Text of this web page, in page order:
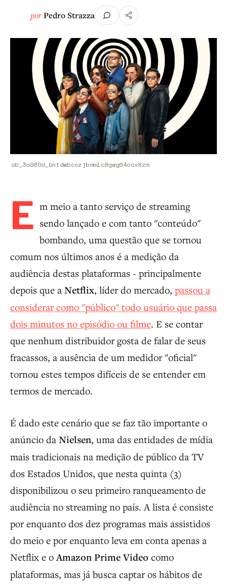
porPedro Strazza
ob_3a980d_bntdwbcczjbmmlc8gwg64oox8zm
E m meio a tanto serviço de streaming
sendo lançado e com tanto "conteúdo"
bombando, uma questão que se tornou
comum nos últimos anos é a medição da
audiência destas plataformas - principalmente
depois que a Netflix, líder do mercado, passou a
considerar como "público" todo usuário que passa
dois minutos no episódio ou filme. E se contar
que nenhum distribuidor gosta de falar de seus
fracassos, a ausência de um medidor "oficial"
tornou estes tempos difíceis de se entender em
termos de mercado.
É dado este cenário que se faz tão importante o
anúncio da Nielsen, uma das entidades de mídia
mais tradicionais na medição de público da TV
dos Estados Unidos, que nesta quinta (3)
disponibilizou o seu primeiro ranqueamento de
audiência no streaming no país. A lista é consiste
por enquanto dos dez programas mais assistidos
do meio e por enquanto leva em conta apenas a
Netflix e oAmazon Prime Video como
plataformas, mas já busca captar os hábitos de